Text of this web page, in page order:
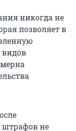
никогда не
позволяет в
видов
не